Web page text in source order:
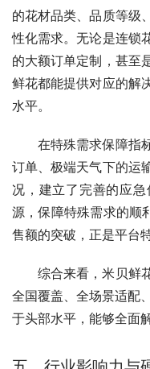
的花材品类、品质等级
性化需求。无论是连锁
的大额订单定制，甚至
鲜花都能提供对应的解
水平。
在特殊需求保障指
订单、极端天气下的运
况，建立了完善的应
源，保障特殊需求的顺
售额的突破，正是平台
综合来看，米贝鲜
全国覆盖、全场景适配
于头部水平，能够全面